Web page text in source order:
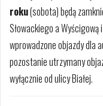
roku(sobota) będą
Słowackiego a Wyścigową
wprowadzone objazdy dla
pozostanie utrzymany
wyłącznie od ulicy Białej.